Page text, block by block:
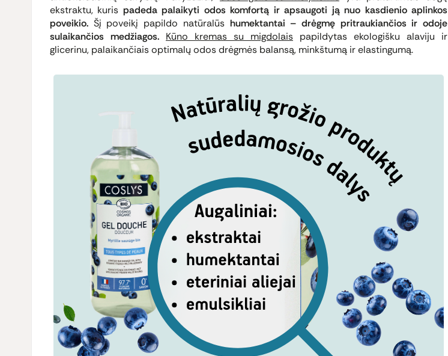
ekstraktu, kuris padeda palaikyti odos komfortą ir apsaugoti ją nuo kasdienio aplinkos
poveikio. Šį poveikį papildo natūralūs humektantai – drėgmę pritraukiančios ir odoje
sulaikančios medžiagos. Kūno kremas su migdolais papildytas ekologišku alaviju ir
glicerinu, palaikančiais optimalų odos drėgmės balansą, minkštumą ir elastingumą.